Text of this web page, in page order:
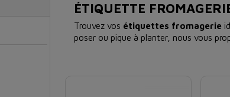
ÉTIQUETTE
Trouvez vos étiquettes fromagerie
poser ou pique à planter, nous vous